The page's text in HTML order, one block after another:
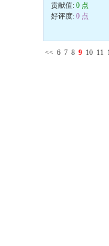
贡献值: 0 点
好评度: 0 点
<< 6 7 8 9 10 11